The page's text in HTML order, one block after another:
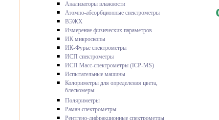
Анализаторы влажности
Атомно-абсорбционные спектрометры
ВЭЖХ
Измерение физических параметров
ИК микроскопы
ИК-Фурье спектрометры
ИСП спектрометры
ИСП Масс-спектрометры (ICP-MS)
Испытательные машины
Колориметры для определения цвета,
блескомеры
Поляриметры
Раман спектрометры
Рентгено-дифракционные спектрометры